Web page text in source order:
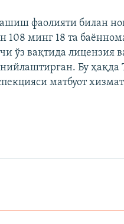
фаолияти билан
108 минг 18 та
ўз вақтида лицензия
Бу ҳақда
матбуот